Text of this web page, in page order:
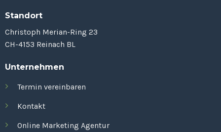
Standort
Christoph Merian-Ring 23
CH-4153 Reinach BL
Unternehmen
Termin vereinbaren
Kontakt
Online Marketing Agentur